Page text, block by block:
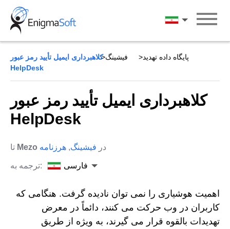
Skip
content
فارسی
پایگاه داده تهدید فیشینگ کلاهبرداری ایمیل تأیید رمز عبور
HelpDesk
کلاهبرداری ایمیل تأیید رمز عبور
HelpDesk
Mezo در فیشینگ, هرزنامه
ترجمه به: فارسی
اهمیت هوشیاری را نمی توان نادیده گرفت. هنگامی که
کاربران در وب حرکت می کنند، دائماً در معرض
تهدیدات بالقوه قرار می گیرند، به ویژه از طریق